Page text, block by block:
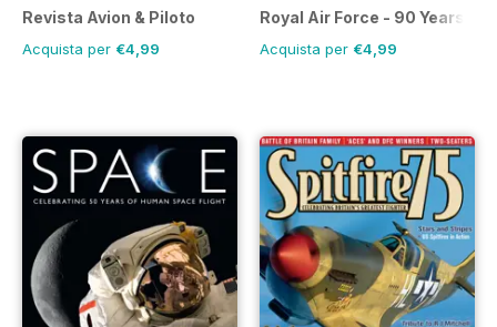
Revista Avion & Piloto
Acquista per €4,99
Royal Air Force - 90 Years
Acquista per €4,99